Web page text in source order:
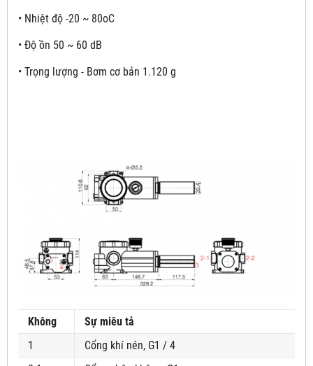
• Nhiệt độ -20 ~ 80oC
• Độ ồn 50 ~ 60 dB
• Trọng lượng - Bơm cơ bản 1.120 g
Không
Sự miêu tả
1
Cổng khí nén, G1 / 4